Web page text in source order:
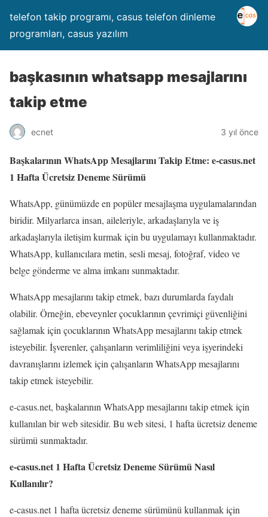
telefon takip programı, casus telefon dinleme
programları, casus yazılım
başkasının whatsapp mesajlarını
takip etme
ecnet 3 yıl önce
Başkalarının WhatsApp Mesajlarını Takip Etme: e-casus.net
1 Hafta Ücretsiz Deneme Sürümü
WhatsApp, günümüzde en popüler mesajlaşma uygulamalarından
biridir. Milyarlarca insan, aileleriyle, arkadaşlarıyla ve iş
arkadaşlarıyla iletişim kurmak için bu uygulamayı kullanmaktadır.
WhatsApp, kullanıcılara metin, sesli mesaj, fotoğraf, video ve
belge gönderme ve alma imkanı sunmaktadır.
WhatsApp mesajlarını takip etmek, bazı durumlarda faydalı
olabilir. Örneğin, ebeveynler çocuklarının çevrimiçi güvenliğini
sağlamak için çocuklarının WhatsApp mesajlarını takip etmek
isteyebilir. İşverenler, çalışanların verimliliğini veya işyerindeki
davranışlarını izlemek için çalışanların WhatsApp mesajlarını
takip etmek isteyebilir.
e-casus.net, başkalarının WhatsApp mesajlarını takip etmek için
kullanılan bir web sitesidir. Bu web sitesi, 1 hafta ücretsiz deneme
sürümü sunmaktadır.
e-casus.net 1 Hafta Ücretsiz Deneme Sürümü Nasıl
Kullanılır?
e-casus.net 1 hafta ücretsiz deneme sürümünü kullanmak için